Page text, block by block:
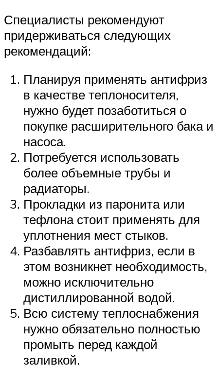
Специалисты рекомендуют
придерживаться следующих
рекомендаций:
Планируя применять антифриз
в качестве теплоносителя,
нужно будет позаботиться о
покупке расширительного бака и
насоса.
Потребуется использовать
более объемные трубы и
радиаторы.
Прокладки из паронита или
тефлона стоит применять для
уплотнения мест стыков.
Разбавлять антифриз, если в
этом возникнет необходимость,
можно исключительно
дистиллированной водой.
Всю систему теплоснабжения
нужно обязательно полностью
промыть перед каждой
заливкой.